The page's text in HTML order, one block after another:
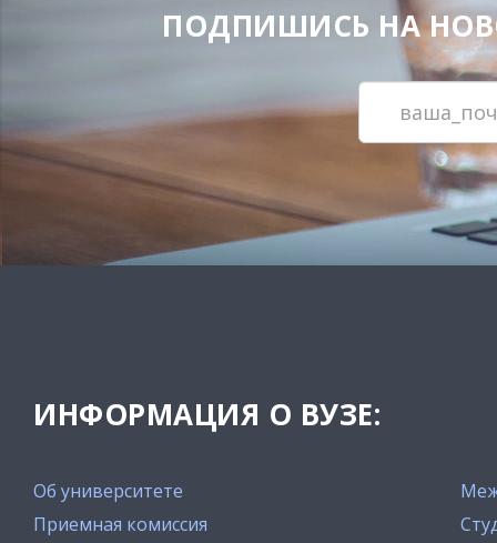
ПОДПИШИСЬ НА
ИНФОРМАЦИЯ О ВУЗЕ:
Об университете
Приемная комиссия